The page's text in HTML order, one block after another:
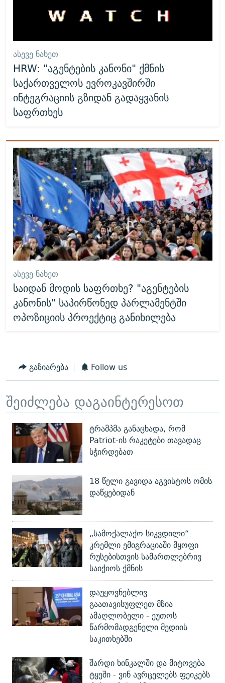
ᲐᲡᲔᲕᲔ ᲜᲐᲮᲔᲗ
HRW: "აგენტების კანონი" ქმნის
საქართველოს ევროკავშირში
ინტეგრაციის გზიდან გადაყვანის
საფრთხეს
ᲐᲡᲔᲕᲔ ᲜᲐᲮᲔᲗ
საიდან მოდის საფრთხე? "აგენტების
კანონის" საპირწონედ პარლამენტში
ოპოზიციის პროექტიც განიხილება
გაზიარება Follow us
შეიძლება დაგაინტერესოთ
ტრამპმა განაცხადა, რომ
Patriot-ის რაკეტები თავადაც
სჭირდებათ
18 წელი გავიდა აგვისტოს ომის
დაწყებიდან
„სამოქალაქო სიკვდილი“:
კრემლი ემიგრაციაში მყოფი
რუსებისთვის სამართლებრივ
საიქიოს ქმნის
დაუყოვნებლივ
გაათავისუფლეთ მზია
ამაღლობელი - ეუთოს
წარმომადგენელი მედიის
საკითხებში
შარდი ხინკალში და მიტოვება
ტყეში - ვინ ავრცელებს ფეიკებს